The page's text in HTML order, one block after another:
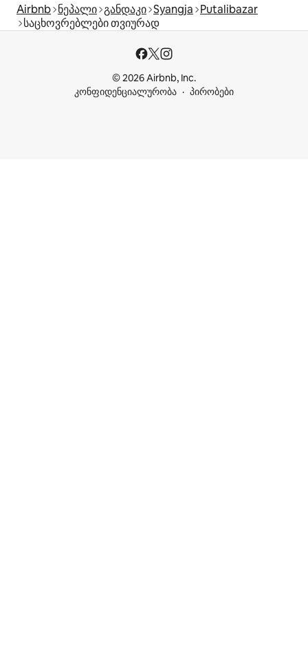
Airbnb ნეპალი განდაკი Syangja Putalibazar
საცხოვრებლები თვიურად
© 2026 Airbnb, Inc.
კონფიდენციალურობა
პირობები